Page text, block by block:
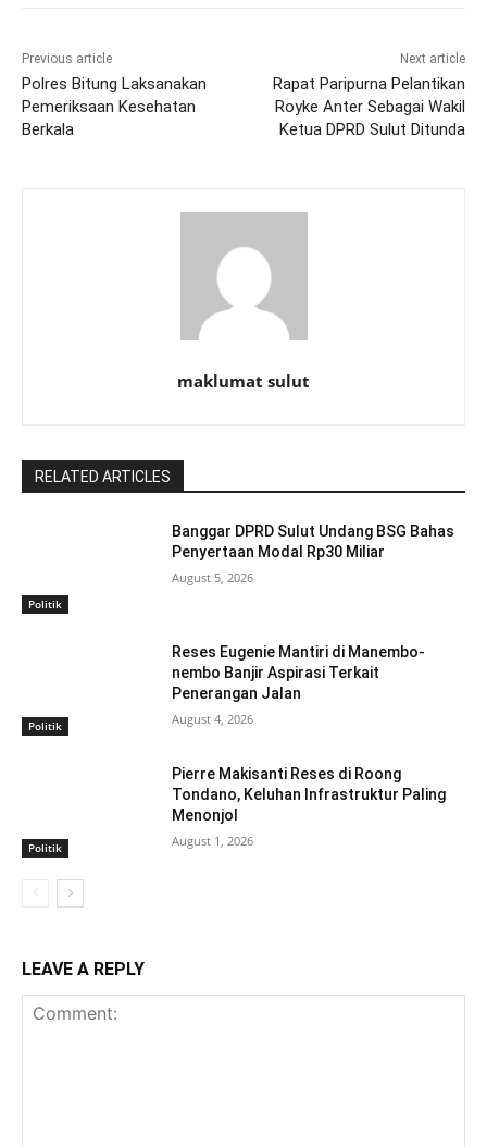
Previous article
Polres Bitung Laksanakan
Pemeriksaan Kesehatan
Berkala
Next article
Rapat Paripurna Pelantikan
Royke Anter Sebagai Wakil
Ketua DPRD Sulut Ditunda
maklumat sulut
RELATED ARTICLES
Politik
Banggar DPRD Sulut Undang BSG Bahas
Penyertaan Modal Rp30 Miliar
August 5, 2026
Politik
Reses Eugenie Mantiri di Manembo-
nembo Banjir Aspirasi Terkait
Penerangan Jalan
August 4, 2026
Politik
Pierre Makisanti Reses di Roong
Tondano, Keluhan Infrastruktur Paling
Menonjol
August 1, 2026
LEAVE A REPLY